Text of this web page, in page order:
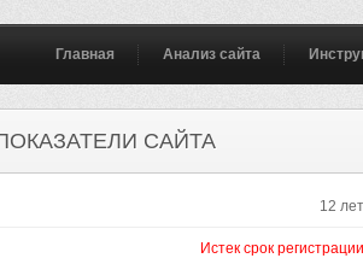
Главная Анализ сайта
САЙТА
12 лет
Истек срок регистрации